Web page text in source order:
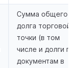
Сумма общего
долга торговой
точки (в том
числе и долги по
документам в